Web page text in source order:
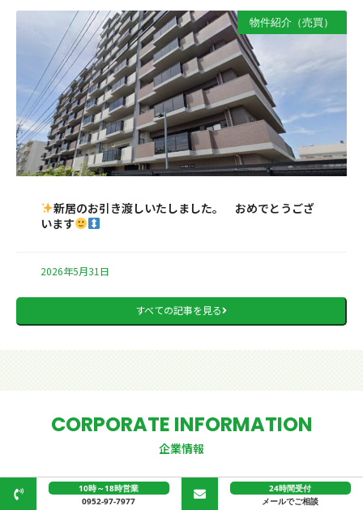
物件紹介（売買）
新居のお引き渡しいたしました。 おめでとうござ
います
2026年5月31日
すべての記事を見る
CORPORATE INFORMATION
企業情報
10時～18時営業
0952-97-7977
24時間受付
メールでご相談